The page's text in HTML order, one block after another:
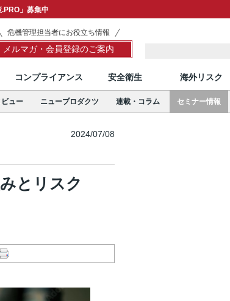
」募集中
危機管理担当者にお役立ち情報
メルマガ・会員登録のご案内
コンプライアンス 安全衛生 海外リスク
ュー ニュープロダクツ 連載・コラム セミナー情報
2024/07/08
とリスク